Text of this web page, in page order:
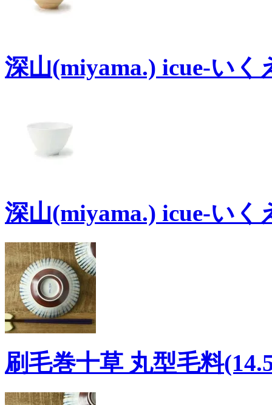
深山(miyama.) icue-い
深山(miyama.) icue-いく
刷毛巻十草 丸型毛料